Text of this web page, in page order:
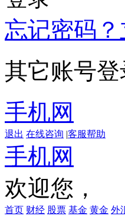
忘记密码？
其它账号登
手机网
退出 在线咨询 |客服帮助
手机网
欢迎您，
首页 财经 股票 基金 黄金 外